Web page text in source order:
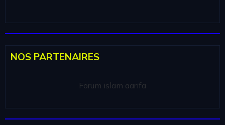
NOS PARTENAIRES
Forum islam aarifa